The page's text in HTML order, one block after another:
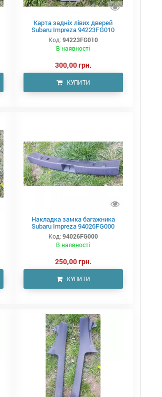
Карта задніх лівих дверей
Subaru Impreza 94223FG010
Код: 94223FG010
В наявності
300,00 грн.
КУПИТИ
Накладка замка багажника
Subaru Impreza 94026FG000
Код: 94026FG000
В наявності
250,00 грн.
КУПИТИ